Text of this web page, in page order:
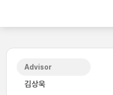
Advisor
김상욱